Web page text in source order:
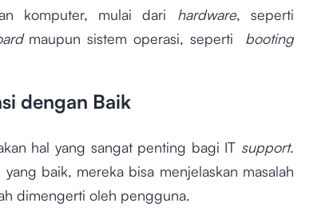
komputer, mulai dari hardware, seperti
maupun sistem operasi, seperti booting
dengan Baik
hal yang sangat penting bagi IT support.
baik, mereka bisa menjelaskan masalah
dimengerti oleh pengguna.